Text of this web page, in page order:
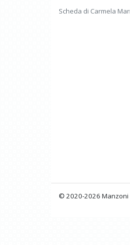
Scheda di Carmela
© 2020-2026 Manzoni